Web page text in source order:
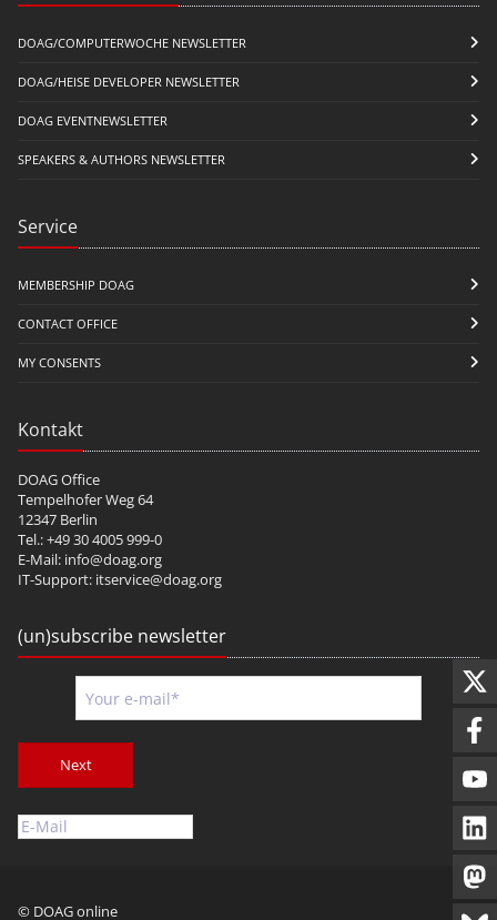
DOAG/COMPUTERWOCHE NEWSLETTER
DOAG/HEISE DEVELOPER NEWSLETTER
DOAG EVENTNEWSLETTER
SPEAKERS & AUTHORS NEWSLETTER
Service
MEMBERSHIP DOAG
CONTACT OFFICE
MY CONSENTS
Kontakt
DOAG Office
Tempelhofer Weg 64
12347 Berlin
Tel.: +49 30 4005 999-0
E-Mail: info@doag.org
IT-Support: itservice@doag.org
(un)subscribe newsletter
Next
© DOAG online